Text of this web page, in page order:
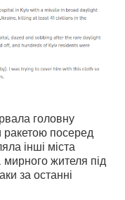
головну
ракетою посеред
інші міста
жителя під
за останні